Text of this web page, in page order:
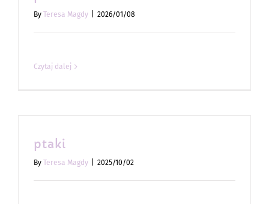
By Teresa Magdy 2026/01/08
Czytaj dalej
ptaki
By Teresa Magdy 2025/10/02